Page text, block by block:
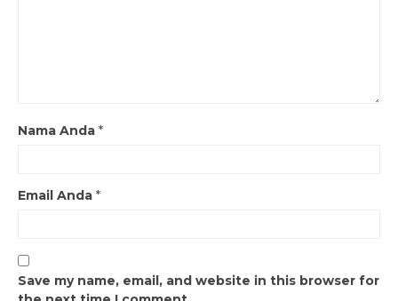
Nama Anda *
Email Anda *
Save my name, email, and website in this browser for